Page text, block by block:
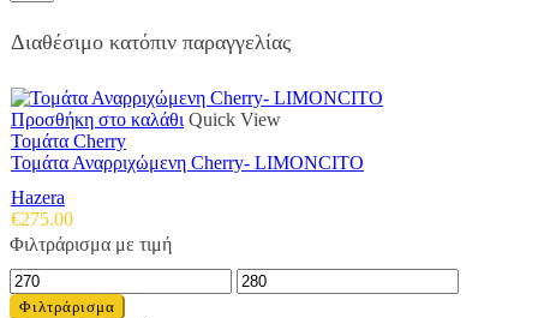
page
Διαθέσιμο κατόπιν παραγγελίας
Προσθήκη στο καλάθι Quick View
Τομάτα Cherry
Τομάτα Αναρριχώμενη Cherry- LIMONCITO
Hazera
€275.00
Φιλτράρισμα με τιμή
Ελάχιστη
τιμή
Μέγιστη
τιμή
Φιλτράρισμα